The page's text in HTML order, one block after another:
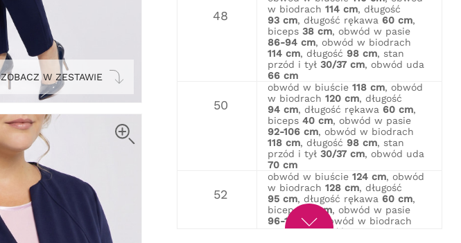
ZOBACZ W ZESTAWIE
48
w biodrach 114 cm, długość
93 cm, długość rękawa 60 cm,
biceps 38 cm, obwód w pasie
86-94 cm, obwód w biodrach
114 cm, długość 98 cm, stan
przód i tył 30/37 cm, obwód uda
66 cm
50
obwód w biuście 118 cm, obwód
w biodrach 120 cm, długość
94 cm, długość rękawa 60 cm,
biceps 40 cm, obwód w pasie
92-106 cm, obwód w biodrach
118 cm, długość 98 cm, stan
przód i tył 30/37 cm, obwód uda
70 cm
52
obwód w biuście 124 cm, obwód
w biodrach 128 cm, długość
95 cm, długość rękawa 60 cm,
biceps
42 cm, obwód w pasie
96-112 cm, obwód w biodrach
124 cm, długość